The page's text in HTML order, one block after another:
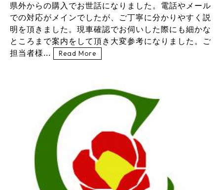
県外からの購入でお世話になりました。電話やメール
での対応がメインでしたが、ご丁寧に分かりやすく説
明を頂きました。現車確認でお伺いした際にも細かな
ところまで案内をして頂き大変参考になりました。ご
担当者様...
Read More